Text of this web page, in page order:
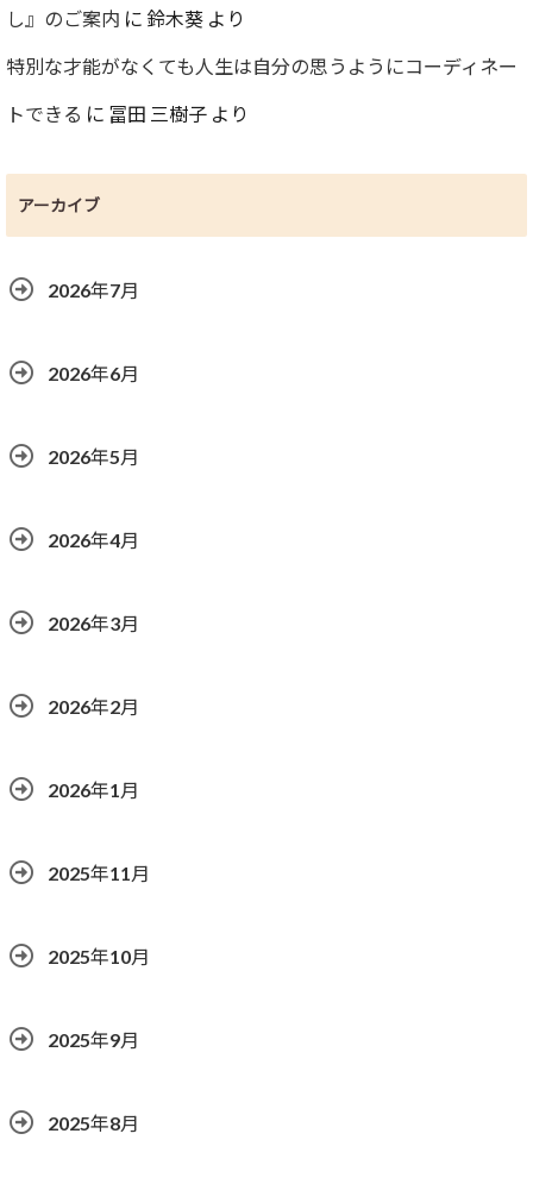
し』のご案内 に 鈴木葵 より
特別な才能がなくても人生は自分の思うようにコーディネー
トできる に 冨田 三樹子 より
アーカイブ
2026年7月
2026年6月
2026年5月
2026年4月
2026年3月
2026年2月
2026年1月
2025年11月
2025年10月
2025年9月
2025年8月